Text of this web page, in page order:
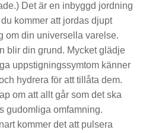
Det är en inbyggd jordning
kommer att jordas djupt
om din universella varelse.
blir din grund. Mycket glädje
uppstigningssymtom känner
hydrera för att tillåta dem.
om att allt går som det ska
gudomliga omfamning.
kommer det att pulsera